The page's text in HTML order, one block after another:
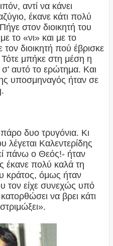
αντί να κάνει
έκανε κάτι πολύ
στον διοικητή του
το «νι» και με το
διοικητή πού έβρισκε
μπήκε στη μέση η
αυτό το ερώτημα. Και
υποσμηναγός ήταν σε
δυο τρυγόνια. Κι
λέγεται Καλεντερίδης
πάνω ο Θεός!- ήταν
έκανε πολύ καλά τη
κράτος, όμως ήταν
τον είχε συνεχώς υπό
να βρει κάτι